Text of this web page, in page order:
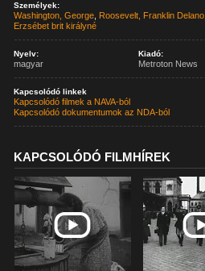
Személyek:
Washington, George Roosevelt, Franklin Delano
Erzsébet brit királyné
Nyelv:
magyar
Kiadó:
Metroton News
Kapcsolódó linkek
Kapcsolódó filmek a NAVA-ból
Kapcsolódó dokumentumok az NDA-ból
KAPCSOLÓDÓ FILMHÍREK